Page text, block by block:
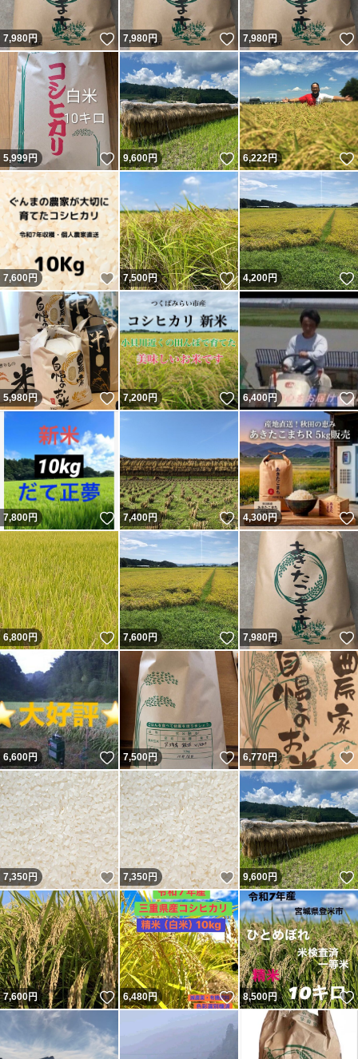
7,980円 いいね！
7,980円 いいね！
7,980円
5,999円 いいね！
9,600円 いいね！
6,222円
7,600円 いいね！
7,500円 いいね！
4,200円
5,980円 いいね！
7,200円 いいね！
6,400円
7,800円 いいね！
7,400円 いいね！
4,300円
6,800円 いいね！
7,600円 いいね！
7,980円
6,600円 いいね！
7,500円 いいね！
6,770円
7,350円 いいね！
7,350円 いいね！
9,600円
7,600円 いいね！
6,480円 いいね！
8,500円